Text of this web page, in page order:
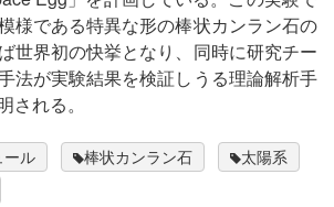
様である特異な形の棒状カンラン石の
世界初の快挙となり、同時に研究チー
法が実験結果を検証しうる理論解析手
される。
ール 棒状カンラン⽯
太陽系